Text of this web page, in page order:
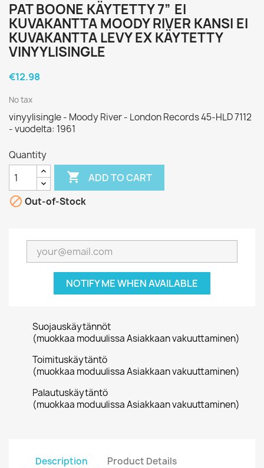
PAT BOONE KÄYTETTY 7” EI
KUVAKANTTA MOODY RIVER KANSI EI
KUVAKANTTA LEVY EX KÄYTETTY
VINYYLISINGLE
€12.98
No tax
vinyylisingle - Moody River - London Records 45-HLD 7112
- vuodelta: 1961
Quantity
 ADD TO CART
 Out-of-Stock
NOTIFY ME WHEN AVAILABLE
Suojauskäytännöt
(muokkaa moduulissa Asiakkaan vakuuttaminen)
Toimituskäytäntö
(muokkaa moduulissa Asiakkaan vakuuttaminen)
Palautuskäytäntö
(muokkaa moduulissa Asiakkaan vakuuttaminen)
Description Product Details